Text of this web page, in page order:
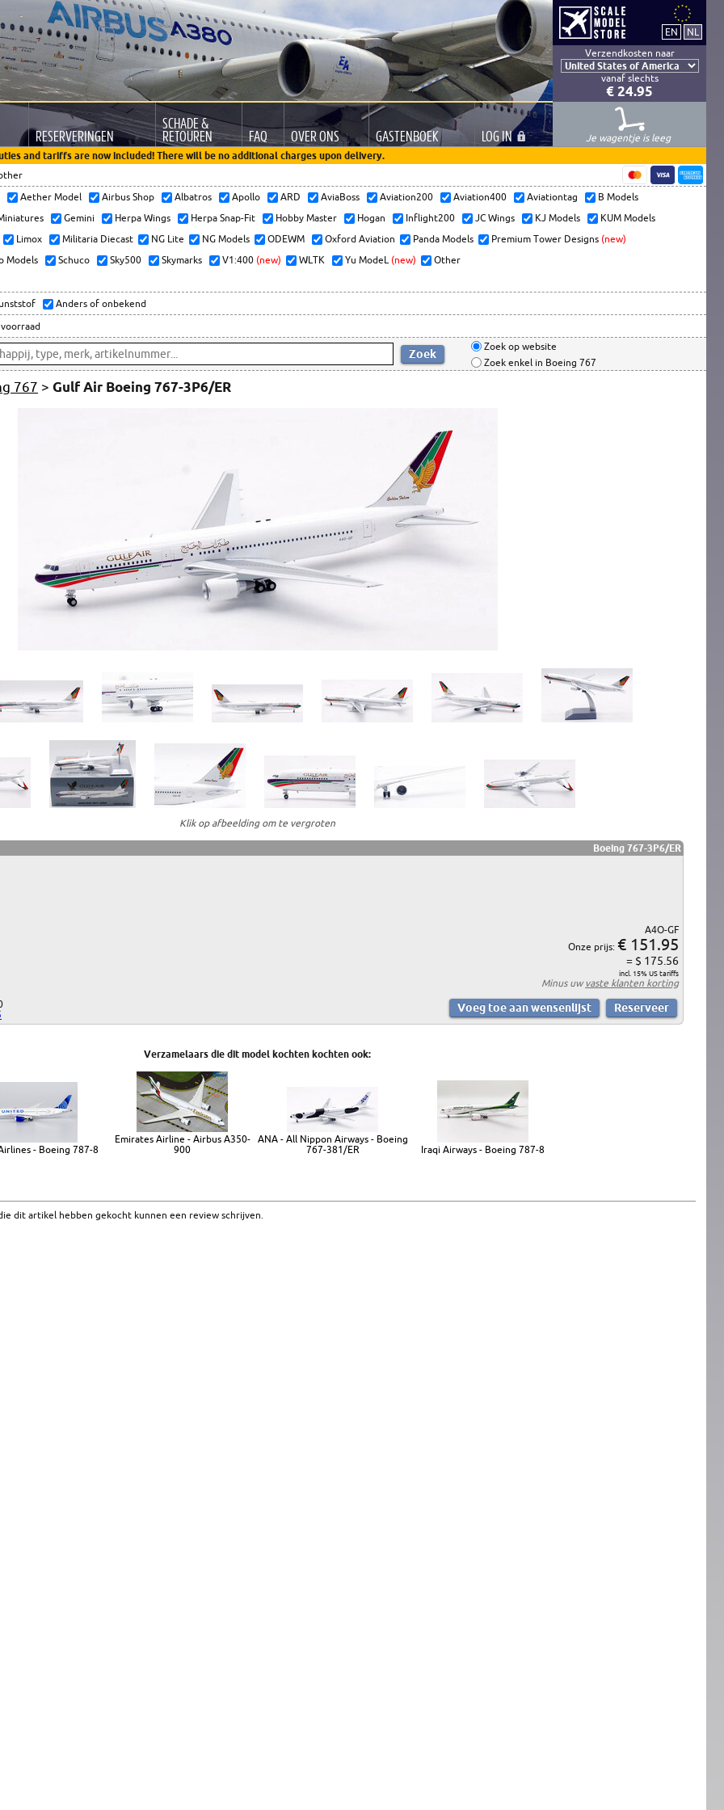
Verzendkosten naar
vanaf slechts
€ 24.95
RESERVERINGEN
SCHADE &
RETOUREN FAQ OVER ONS GASTENBOEK LOGIN
Je wagentje is leeg
and tariffs are now included! There will be no additional charges upon delivery.
Aether Model Airbus Shop Albatros Apollo ARD AviaBoss Aviation200 Aviation400 Aviationtag
B Models
Gemini Herpa Wings Herpa Snap-Fit Hobby Master Hogan Inflight200 JC Wings KJ Models
KUM Models
Limox
Militaria Diecast NG Lite NG Models ODEWM Oxford Aviation Panda Models Premium Tower Designs (new)
Models
Schuco Sky500 Skymarks V1:400 (new) WLTK Yu ModeL (new) Other
Anders of onbekend
Zoek op website
Zoek enkel in Boeing 767
767 > Gulf Air Boeing 767-3P6/ER
Klik op afbeelding om te vergroten
Boeing 767-3P6/ER
A4O-GF
Onze prijs: € 151.95
= $ 175.56
incl. 15% US tariffs
Minus uwvaste klanten korting
Verzamelaars die dit model kochten kochten ook:
- Boeing 787-8
Emirates Airline - Airbus A350-
900
ANA - All Nippon Airways - Boeing
767-381/ER
Iraqi Airways - Boeing 787-8
dit artikel hebben gekocht kunnen een review schrijven.